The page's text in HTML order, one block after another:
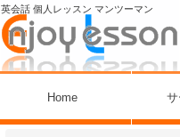
英会話 個人レッスン マンツーマン
Home サ